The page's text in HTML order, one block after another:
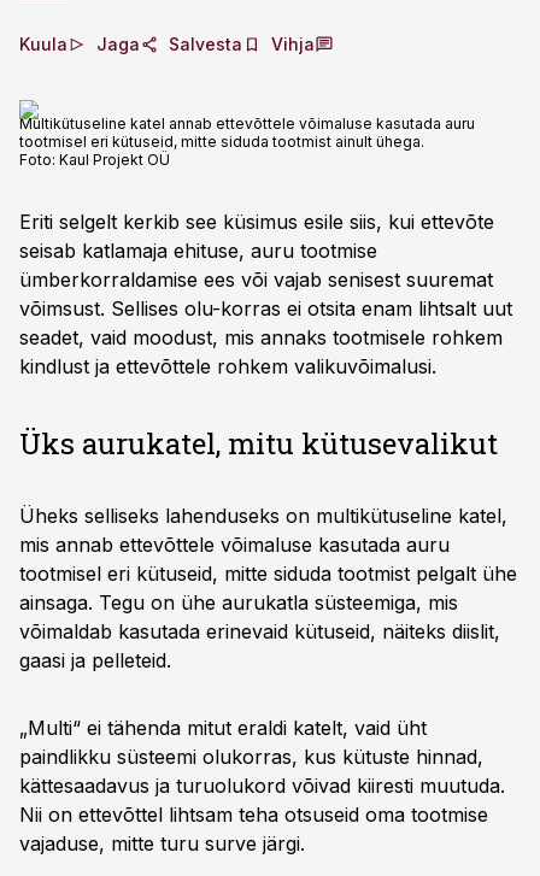
Kuula Jaga Salvesta Vihja
Multikütuseline katel annab ettevõttele võimaluse kasutada auru
tootmisel eri kütuseid, mitte siduda tootmist ainult ühega.
Foto: Kaul Projekt OÜ
Eriti selgelt kerkib see küsimus esile siis, kui ettevõte
seisab katlamaja ehituse, auru tootmise
ümberkorraldamise ees või vajab senisest suuremat
võimsust. Sellises olu-korras ei otsita enam lihtsalt uut
seadet, vaid moodust, mis annaks tootmisele rohkem
kindlust ja ettevõttele rohkem valikuvõimalusi.
Üks aurukatel, mitu kütusevalikut
Üheks selliseks lahenduseks on multikütuseline katel,
mis annab ettevõttele võimaluse kasutada auru
tootmisel eri kütuseid, mitte siduda tootmist pelgalt ühe
ainsaga. Tegu on ühe aurukatla süsteemiga, mis
võimaldab kasutada erinevaid kütuseid, näiteks diislit,
gaasi ja pelleteid.
„Multi“ ei tähenda mitut eraldi katelt, vaid üht
paindlikku süsteemi olukorras, kus kütuste hinnad,
kättesaadavus ja turuolukord võivad kiiresti muutuda.
Nii on ettevõttel lihtsam teha otsuseid oma tootmise
vajaduse, mitte turu surve järgi.